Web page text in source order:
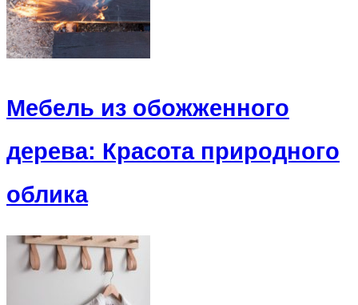
Мебель из обожженного
дерева: Красота природного
облика